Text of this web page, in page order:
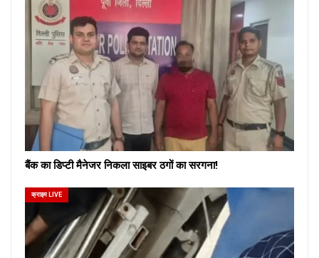
बैंक का डिप्टी मैनेजर निकला साइबर ठगों का सरगना!
क्राइम LIVE